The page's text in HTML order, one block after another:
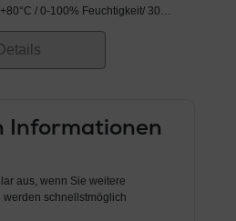
/ 0-100% Feuchtigkeit/ 300-
| Power-over-Ethernet
Informationen
aus, wenn Sie weitere
schnellstmöglich